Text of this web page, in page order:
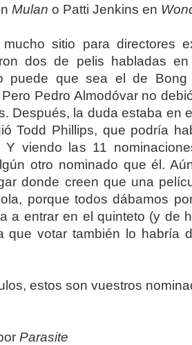
Mulan o Patti Jenkins en
sitio para directores
dos de pelis habladas
puede que sea el de Bong
Pedro Almodóvar no
Después, la duda estaba en
Todd Phillips, que podría
Y viendo las 11
otro nominado que él.
donde creen que una
porque todos dábamos
a entrar en el quinteto (y de
que votar también lo habría
estos son vuestros
Parasite